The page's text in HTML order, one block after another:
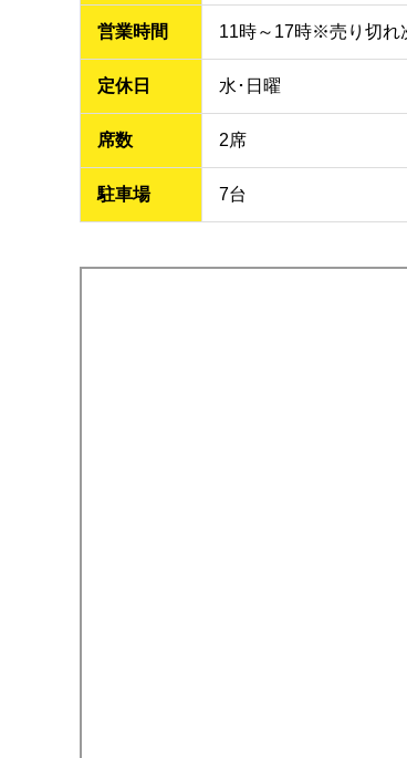
営業時間 11時～17時※売り切れ
定休日 水･日曜
席数 2席
駐車場 7台